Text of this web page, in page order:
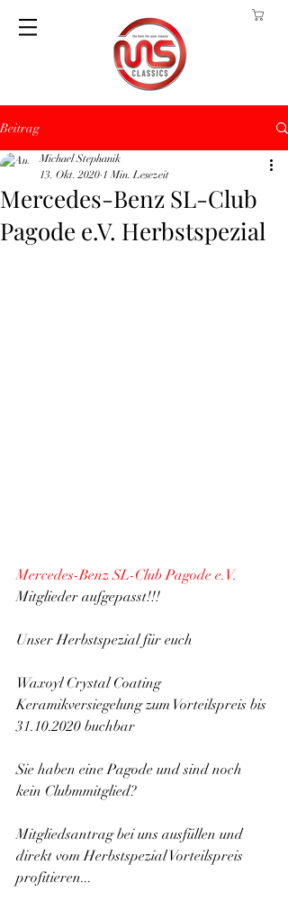
Beitrag
Mercedes-Benz SL-Club
Pagode e.V. Herbstspezial
Michael Stephanik
13. Okt. 2020 1 Min. Lesezeit
Mercedes-Benz SL-Club Pagode e.V.
Mitglieder aufgepasst!!!
Unser Herbstspezial für euch
Waxoyl Crystal Coating
Keramikversiegelung zum Vorteilspreis bis
31.10.2020 buchbar
Sie haben eine Pagode und sind noch
kein Clubmmitglied?
Mitgliedsantrag bei uns ausfüllen und
direkt vom Herbstspezial Vorteilspreis
profitieren...